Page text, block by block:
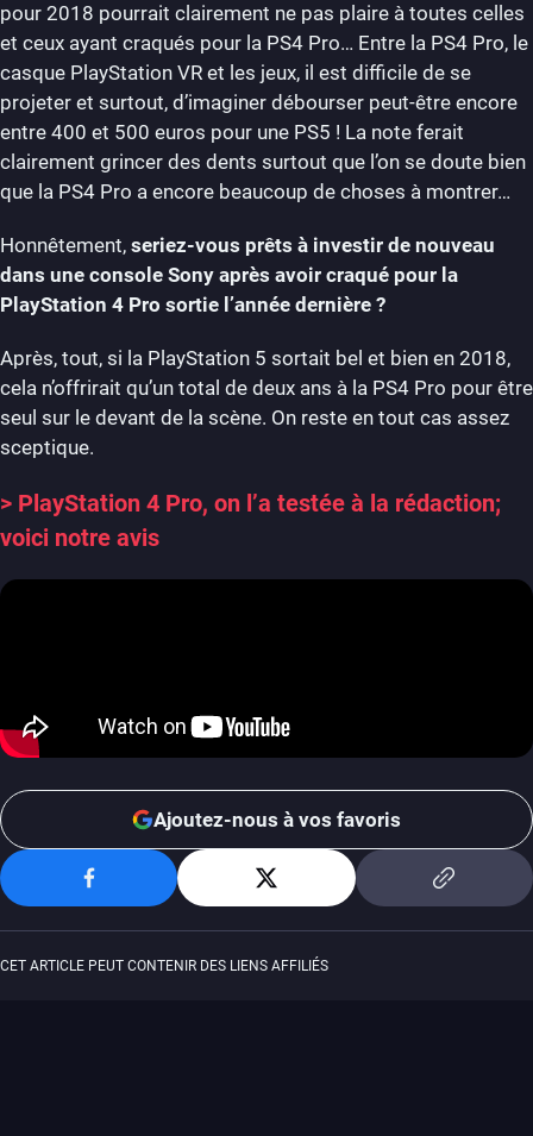
pour 2018 pourrait clairement ne pas plaire à toutes celles
et ceux ayant craqués pour la PS4 Pro… Entre la PS4 Pro, le
casque PlayStation VR et les jeux, il est difficile de se
projeter et surtout, d’imaginer débourser peut-être encore
entre 400 et 500 euros pour une PS5 ! La note ferait
clairement grincer des dents surtout que l’on se doute bien
que la PS4 Pro a encore beaucoup de choses à montrer…
Honnêtement, seriez-vous prêts à investir de nouveau
dans une console Sony après avoir craqué pour la
PlayStation 4 Pro sortie l’année dernière ?
Après, tout, si la PlayStation 5 sortait bel et bien en 2018,
cela n’offrirait qu’un total de deux ans à la PS4 Pro pour être
seul sur le devant de la scène. On reste en tout cas assez
sceptique.
> PlayStation 4 Pro, on l’a testée à la rédaction;
voici notre avis
Ajoutez-nous à vos favoris
CET ARTICLE PEUT CONTENIR DES LIENS AFFILIÉS